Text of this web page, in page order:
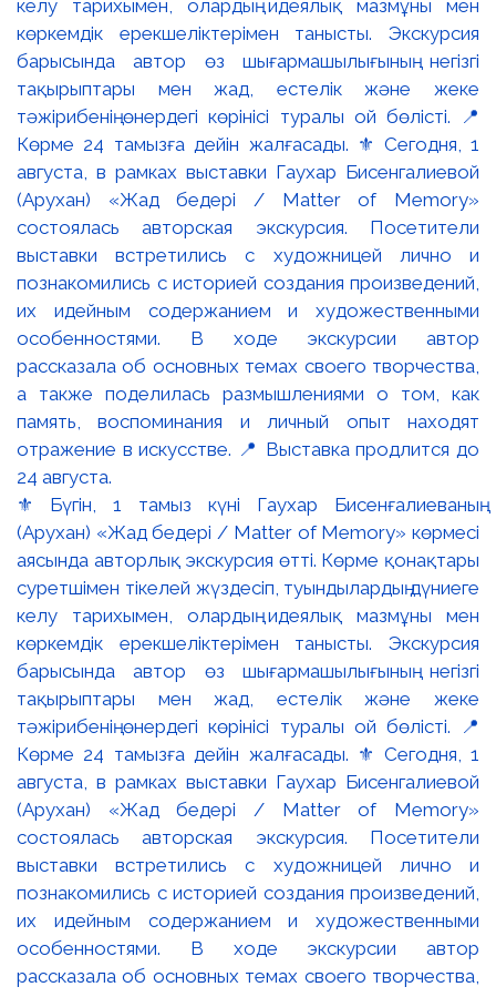
⚜️ Бүгін, 1 тамыз күні Гаухар Бисенғалиеваның
(Арухан) «Жад бедері / Matter of Memory» көрмесі
аясында авторлық экскурсия өтті. Көрме қонақтары
суретшімен тікелей жүздесіп, туындылардың дүниеге
келу тарихымен, олардың идеялық мазмұны мен
көркемдік ерекшеліктерімен танысты. Экскурсия
барысында автор өз шығармашылығының негізгі
тақырыптары мен жад, естелік және жеке
тәжірибенің өнердегі көрінісі туралы ой бөлісті. 📍
Көрме 24 тамызға дейін жалғасады. ⚜️ Сегодня, 1
августа, в рамках выставки Гаухар Бисенгалиевой
(Арухан) «Жад бедері / Matter of Memory»
состоялась авторская экскурсия. Посетители
выставки встретились с художницей лично и
познакомились с историей создания произведений,
их идейным содержанием и художественными
особенностями. В ходе экскурсии автор
рассказала об основных темах своего творчества,